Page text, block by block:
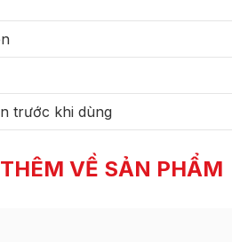
trước khi dùng
VỀ SẢN PHẨM